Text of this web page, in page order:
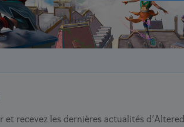
et recevez les dernières actualités d'Altered